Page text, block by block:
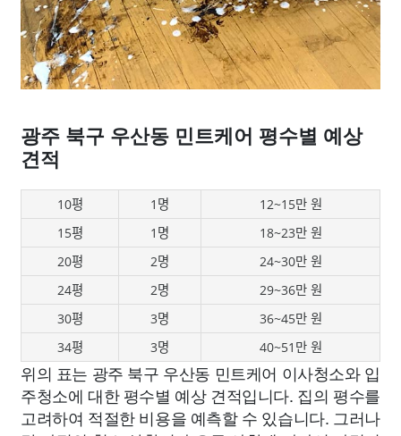
광주 북구 우산동 민트케어 평수별 예상
견적
10평 1명
12~15만 원
15평
1명
18~23만 원
20평
2명
24~30만 원
24평
2명
29~36만 원
30평
3명
36~45만 원
34평
3명 40~51만 원
위의 표는 광주 북구 우산동 민트케어 이사청소와 입
주청소에 대한 평수별 예상 견적입니다. 집의 평수를
고려하여 적절한 비용을 예측할 수 있습니다. 그러나